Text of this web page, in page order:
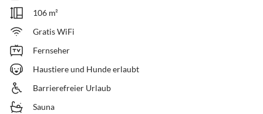
106 m²
Gratis WiFi
Fernseher
Haustiere und Hunde erlaubt
Barrierefreier Urlaub
Sauna